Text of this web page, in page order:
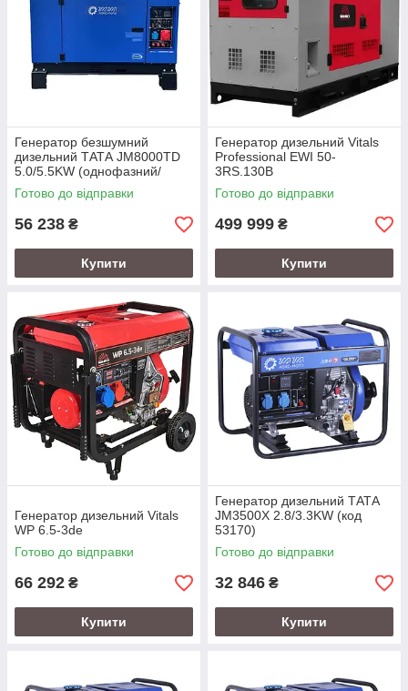
Генератор безшумний
дизельний ТАТА JM8000TD
5.0/5.5KW (однофазний/
трифазний, із свічкою
розжарення) (код 53178)
Готово до відправки
56 238 ₴
Купити
Генератор дизельний Vitals
Professional EWI 50-
3RS.130B
Готово до відправки
499 999 ₴
Купити
Генератор дизельний Vitals
WP 6.5-3de
Готово до відправки
66 292 ₴
Купити
Генератор дизельний ТАТА
JM3500X 2.8/3.3KW (код
53170)
Готово до відправки
32 846 ₴
Купити